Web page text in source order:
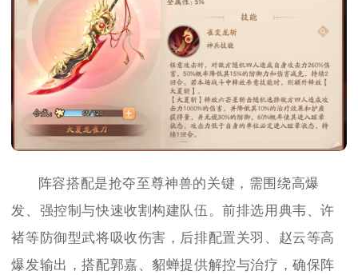
阵容搭配是抢夺至尊神兽的关键，需围绕高爆
发、强控制与快速收割构建队伍。前排选用典韦、许
褚等防御型武将吸收伤害，后排配置关羽、赵云等高
爆发输出，搭配郭嘉、貂蝉提供解控与治疗，确保阵